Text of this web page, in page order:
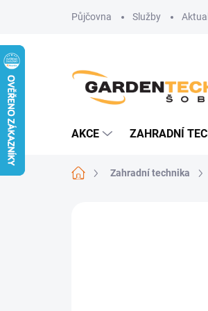
Půjčovna Služby
AKCE ZAHRADNÍ
Domů Zahradní technika